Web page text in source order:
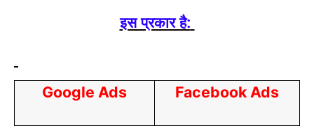
इस प्रकार है:
Google Ads Facebook Ads